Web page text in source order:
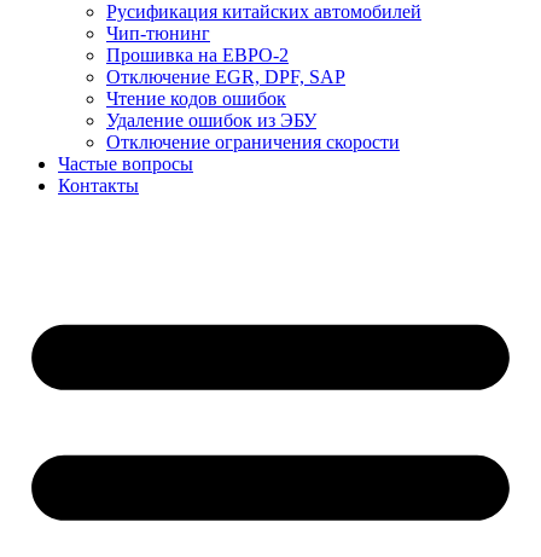
Русификация китайских автомобилей
Чип-тюнинг
Прошивка на ЕВРО-2
Отключение EGR, DPF, SAP
Чтение кодов ошибок
Удаление ошибок из ЭБУ
Отключение ограничения скорости
Частые вопросы
Контакты